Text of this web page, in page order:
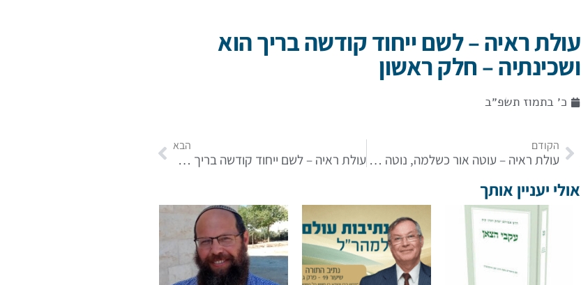
עולת ראיה – לשם ייחוד קודשה בריך הוא
ושכינתיה – חלק ראשון
כ׳ בתמוז תשפ״ב
הקודם
עולת ראיה – עוטה אור כשלמה, נוטה שמים כיריעה
הבא
עולת ראיה – לשם ייחוד קודשה בריך הוא ושכינתיה – חלק שני
אולי יעניין אותך